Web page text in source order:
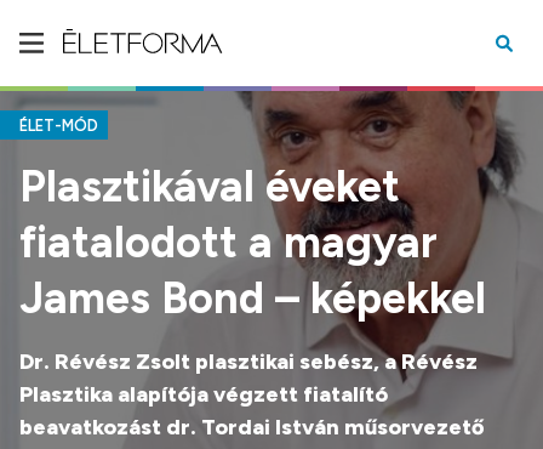
ÉLET-MÓD
Plasztikával éveket
fiatalodott a magyar
James Bond – képekkel
Dr. Révész Zsolt plasztikai sebész, a Révész
Plasztika alapítója végzett fiatalító
beavatkozást dr. Tordai István műsorvezető